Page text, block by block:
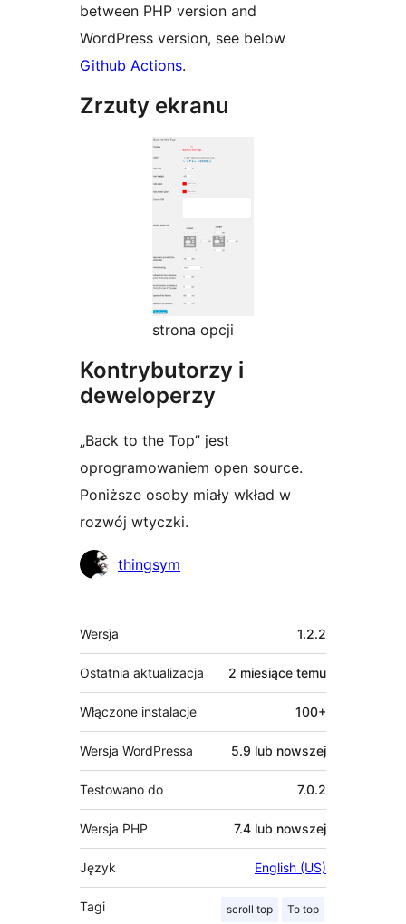
between PHP version and
WordPress version, see below
Github Actions.
Zrzuty ekranu
strona opcji
Kontrybutorzy i
deweloperzy
„Back to the Top” jest
oprogramowaniem open source.
Poniższe osoby miały wkład w
rozwój wtyczki.
Zaangażowani
thingsym
Meta
Wersja 1.2.2
Ostatnia aktualizacja 2 miesiące temu
Włączone instalacje 100+
Wersja WordPressa 5.9 lub nowszej
Testowano do 7.0.2
Wersja PHP 7.4 lub nowszej
Język English (US)
Tagi scroll top To top